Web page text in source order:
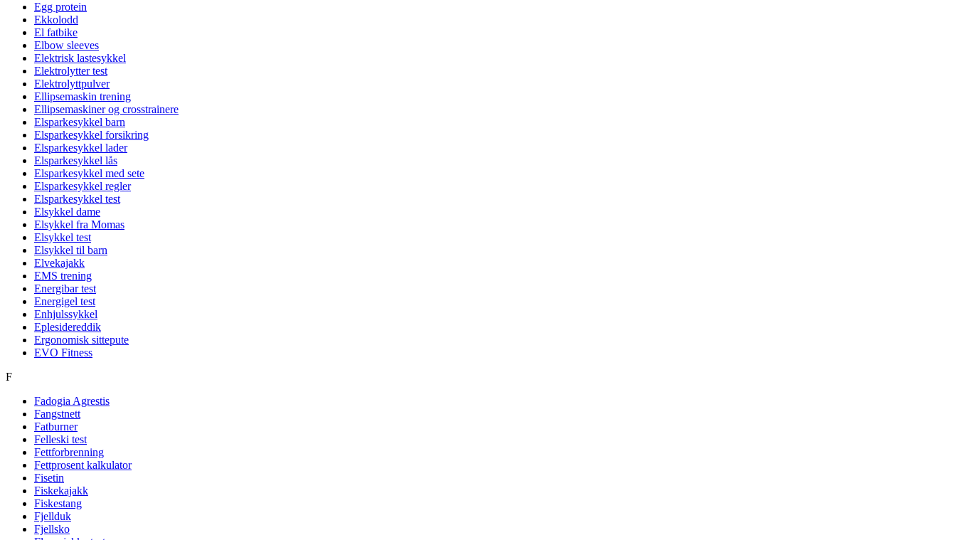
Egg protein
Ekkolodd
El fatbike
Elbow sleeves
Elektrisk lastesykkel
Elektrolytter test
Elektrolyttpulver
Ellipsemaskin trening
Ellipsemaskiner og crosstrainere
Elsparkesykkel barn
Elsparkesykkel forsikring
Elsparkesykkel lader
Elsparkesykkel lås
Elsparkesykkel med sete
Elsparkesykkel regler
Elsparkesykkel test
Elsykkel dame
Elsykkel fra Momas
Elsykkel test
Elsykkel til barn
Elvekajakk
EMS trening
Energibar test
Energigel test
Enhjulssykkel
Eplesidereddik
Ergonomisk sittepute
EVO Fitness
F
Fadogia Agrestis
Fangstnett
Fatburner
Felleski test
Fettforbrenning
Fettprosent kalkulator
Fisetin
Fiskekajakk
Fiskestang
Fjellduk
Fjellsko